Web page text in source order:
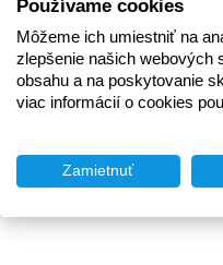
Používame cookies
Môžeme ich umiestniť na
zlepšenie našich webových
obsahu a na poskytovanie
viac informácií o cookies
Zamietnuť